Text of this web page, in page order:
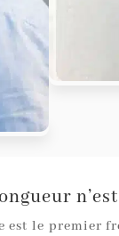
est le premier